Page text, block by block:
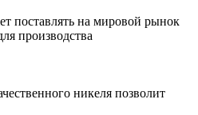
поставлять на мировой рынок
производства
никеля позволит